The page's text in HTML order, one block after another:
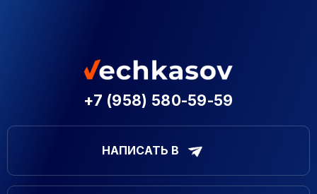
+7 (958) 580-59-59
НАПИСАТЬ В